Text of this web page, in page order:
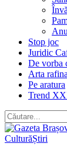
Stop joc
Juridic
De vorba
Arta
Pe aratura
Trend
CulturăȘtiri